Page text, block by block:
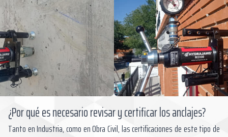
¿Por qué es necesario revisar y certificar los anclajes?
Tanto en Industria, como en Obra Civil, las certificaciones de este tipo de